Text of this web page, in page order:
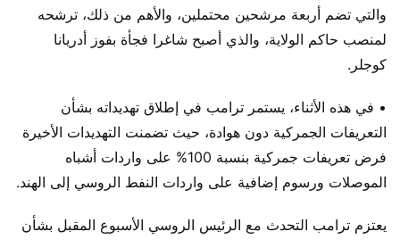
والتي تضم أربعة مرشحين محتملين، والأهم من ذلك، ترشحه
لمنصب حاكم الولاية، والذي أصبح شاغرا فجأة بفوز أدريانا
كوجلر.
• في هذه الأثناء، يستمر ترامب في إطلاق تهديداته بشأن
التعريفات الجمركية دون هوادة، حيث تضمنت التهديدات الأخيرة
فرض تعريفات جمركية بنسبة 100% على واردات أشباه
الموصلات ورسوم إضافية على واردات النفط الروسي إلى الهند.
يعتزم ترامب التحدث مع الرئيس الروسي الأسبوع المقبل بشأن